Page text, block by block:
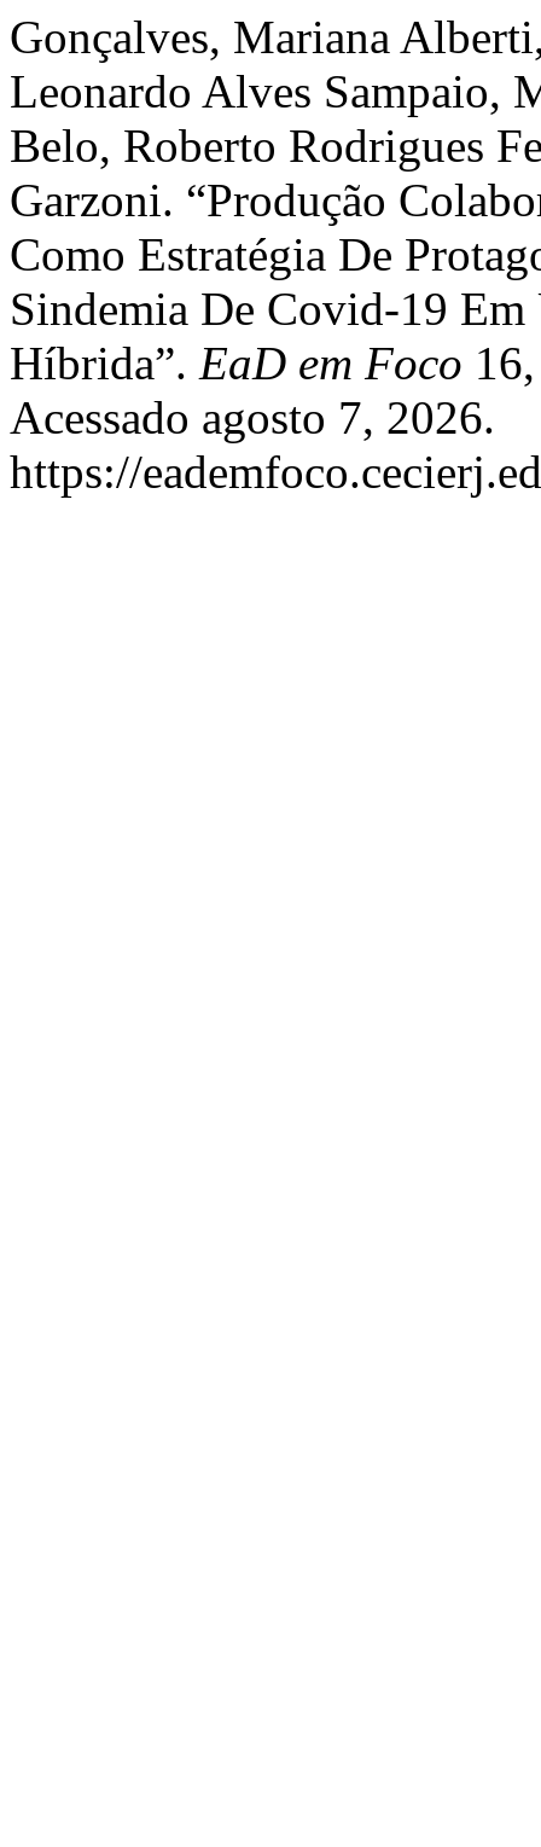
Gonçalves, Mariana
Leonardo Alves Sampaio,
Belo, Roberto Rodrigues
Garzoni. “Produção
Como Estratégia De
Sindemia De Covid-19
Híbrida”. EaD em Foco
Acessado agosto 7, 2026.
https://